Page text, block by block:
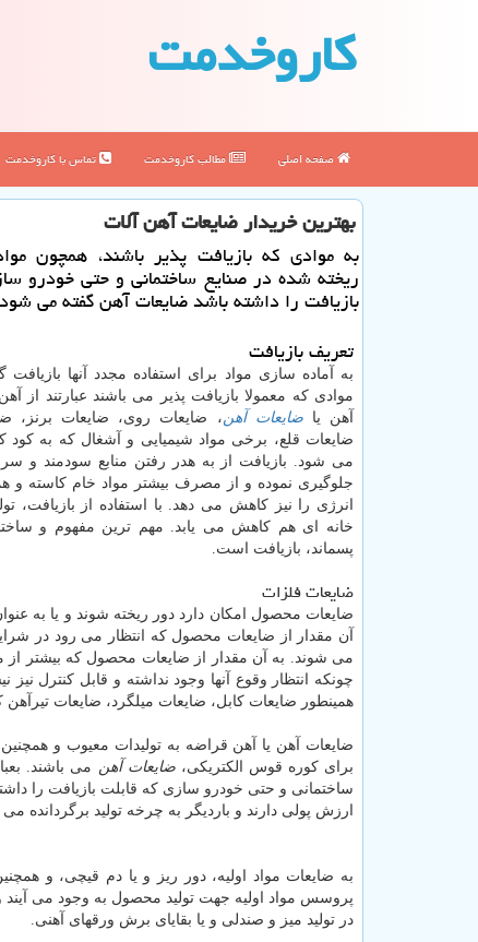
كاروخدمت
صفحه اصلی مطالب كاروخدمت تماس با كاروخدمت
بهترین خریدار ضایعات آهن آلات
به موادی كه بازیافت پذیر باشند، همچون
ریخته شده در صنایع ساختمانی و حتی خودرو
بازیافت را داشته باشد ضایعات آهن گفته می
تعریف بازیافت
به آماده سازی مواد برای استفاده مجدد آنها
موادی که معمولا بازیافت پذیر می باشند عبارتند از
آهن یاضایعات آهن، ضایعات روی، ضایعات برنز،
ضایعات قلع، برخی مواد شیمیایی و آشغال که به کود
می شود. بازیافت از به هدر رفتن منابع سودمند و
جلوگیری نموده و از مصرف بیشتر مواد خام کاسته و
انرژی را نیز کاهش می دهد. با استفاده از بازیافت،
خانه ای هم کاهش می یابد. مهم ترین مفهوم و
پسماند، بازیافت است.
ضایعات فلزات
ضایعات محصول امکان دارد دور ریخته شوند و یا به
آن مقدار از ضایعات محصول که انتظار می رود در
می شوند. به آن مقدار از ضایعات محصول که بیشتر
چونکه انتظار وقوع آنها وجود نداشته و قابل کنترل
همینطور ضایعات کابل، ضایعات میلگرد، ضایعات
ضایعات آهن یا آهن قراضه به تولیدات معیوب و
برای کوره قوس الکتریکی،ضایعات آهن می باشند.
ساختمانی و حتی خودرو سازی که قابلت بازیافت را
ارزش پولی دارند و باردیگر به چرخه تولید برگردانده
به ضایعات مواد اولیه، دور ریز و یا دم قیچی، و
پروسس مواد اولیه جهت تولید محصول به وجود می آیند
در تولید میز و صندلی و یا بقایای برش ورقهای آهنی.